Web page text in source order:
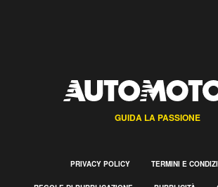
GUIDA LA PASSIONE
PRIVACY POLICY TERMINI E